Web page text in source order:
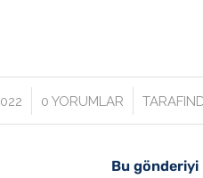
0 YORUMLAR
/
Bu gönderiyi